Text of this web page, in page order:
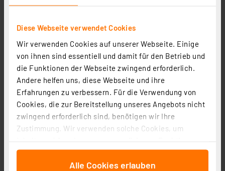
Diese Webseite verwendet Cookies
Wir verwenden Cookies auf unserer Webseite. Einige
von ihnen sind essentiell und damit für den Betrieb und
die Funktionen der Webseite zwingend erforderlich.
Andere helfen uns, diese Webseite und ihre
Erfahrungen zu verbessern. Für die Verwendung von
Cookies, die zur Bereitstellung unseres Angebots nicht
zwingend erforderlich sind, benötigen wir Ihre
Zustimmung. Wir verwenden solche Cookies, um
für soziale Medien anbieten zu können und die Zugriffe
auf unsere Website zu analysieren. Außerdem geben
Alle Cookies erlauben
Artikel-Nr. 122955
2 3 4 5 (2)
Produktdatenblatt
36,95 €
Informationen zu Versandkosten